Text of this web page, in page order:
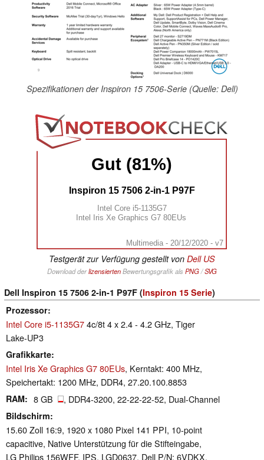
Spezifikationen der Inspiron 15 7506-Serie (Quelle: Dell)
Gut (81%)
Inspiron 15 7506 2-in-1 P97F
Intel Core i5-1135G7
Intel Iris Xe Graphics G7 80EUs
Multimedia - 20/12/2020 - v7
Testgerät zur Verfügung gestellt von Dell US
Download derlizensiertenBewertungsgrafik als PNG/SVG
Dell Inspiron 15 7506 2-in-1 P97F (Inspiron 15 Serie)
Prozessor
Intel Core i5-1135G74c/8t 4 x 2.4 - 4.2 GHz, Tiger
Lake-UP3
Grafikkarte
Intel Iris Xe Graphics G7 80EUs, Kerntakt: 400 MHz,
Speichertakt: 1200 MHz, DDR4, 27.20.100.8853
RAM 8 GB , DDR4-3200, 22-22-22-52, Dual-Channel
Bildschirm
15.60 Zoll 16:9, 1920 x 1080 Pixel 141 PPI, 10-point
capacitive, Native Unterstützung für die Stifteingabe,
LG Philips 156WFF, IPS, LGD0637, Dell P/N: 6VDKX,